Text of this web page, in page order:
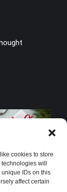
cookies to store
will
IDs on this
affect certain